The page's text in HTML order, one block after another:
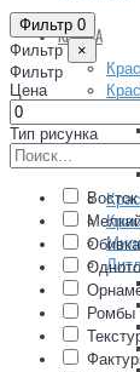
КРАСКА
Фильтр 0
Фильтр
×
Фильтр
Цена
Тип рисунка
Восток
Обивка
Ромбы